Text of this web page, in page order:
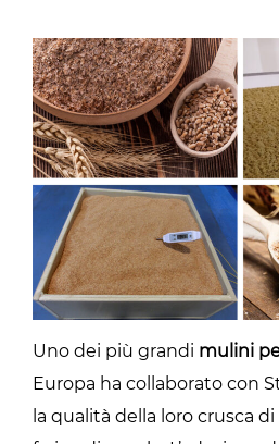
Uno dei più grandi mulini
Europa ha collaborato con
la qualità della loro crusca